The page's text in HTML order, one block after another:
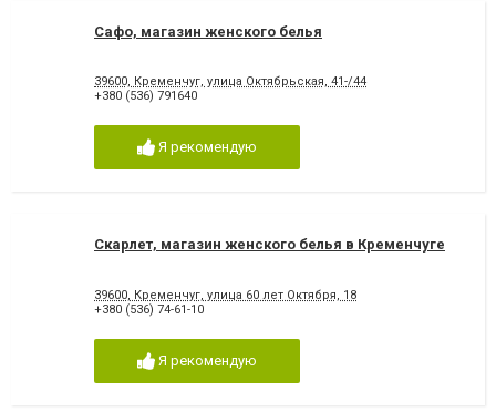
Сафо, магазин женского белья
39600, Кременчуг, улица Октябрьская, 41-/44
+380 (536) 791640
Я рекомендую
Скарлет, магазин женского белья в Кременчуге
39600, Кременчуг, улица 60 лет Октября, 18
+380 (536) 74-61-10
Я рекомендую